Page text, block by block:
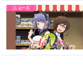
ニュース